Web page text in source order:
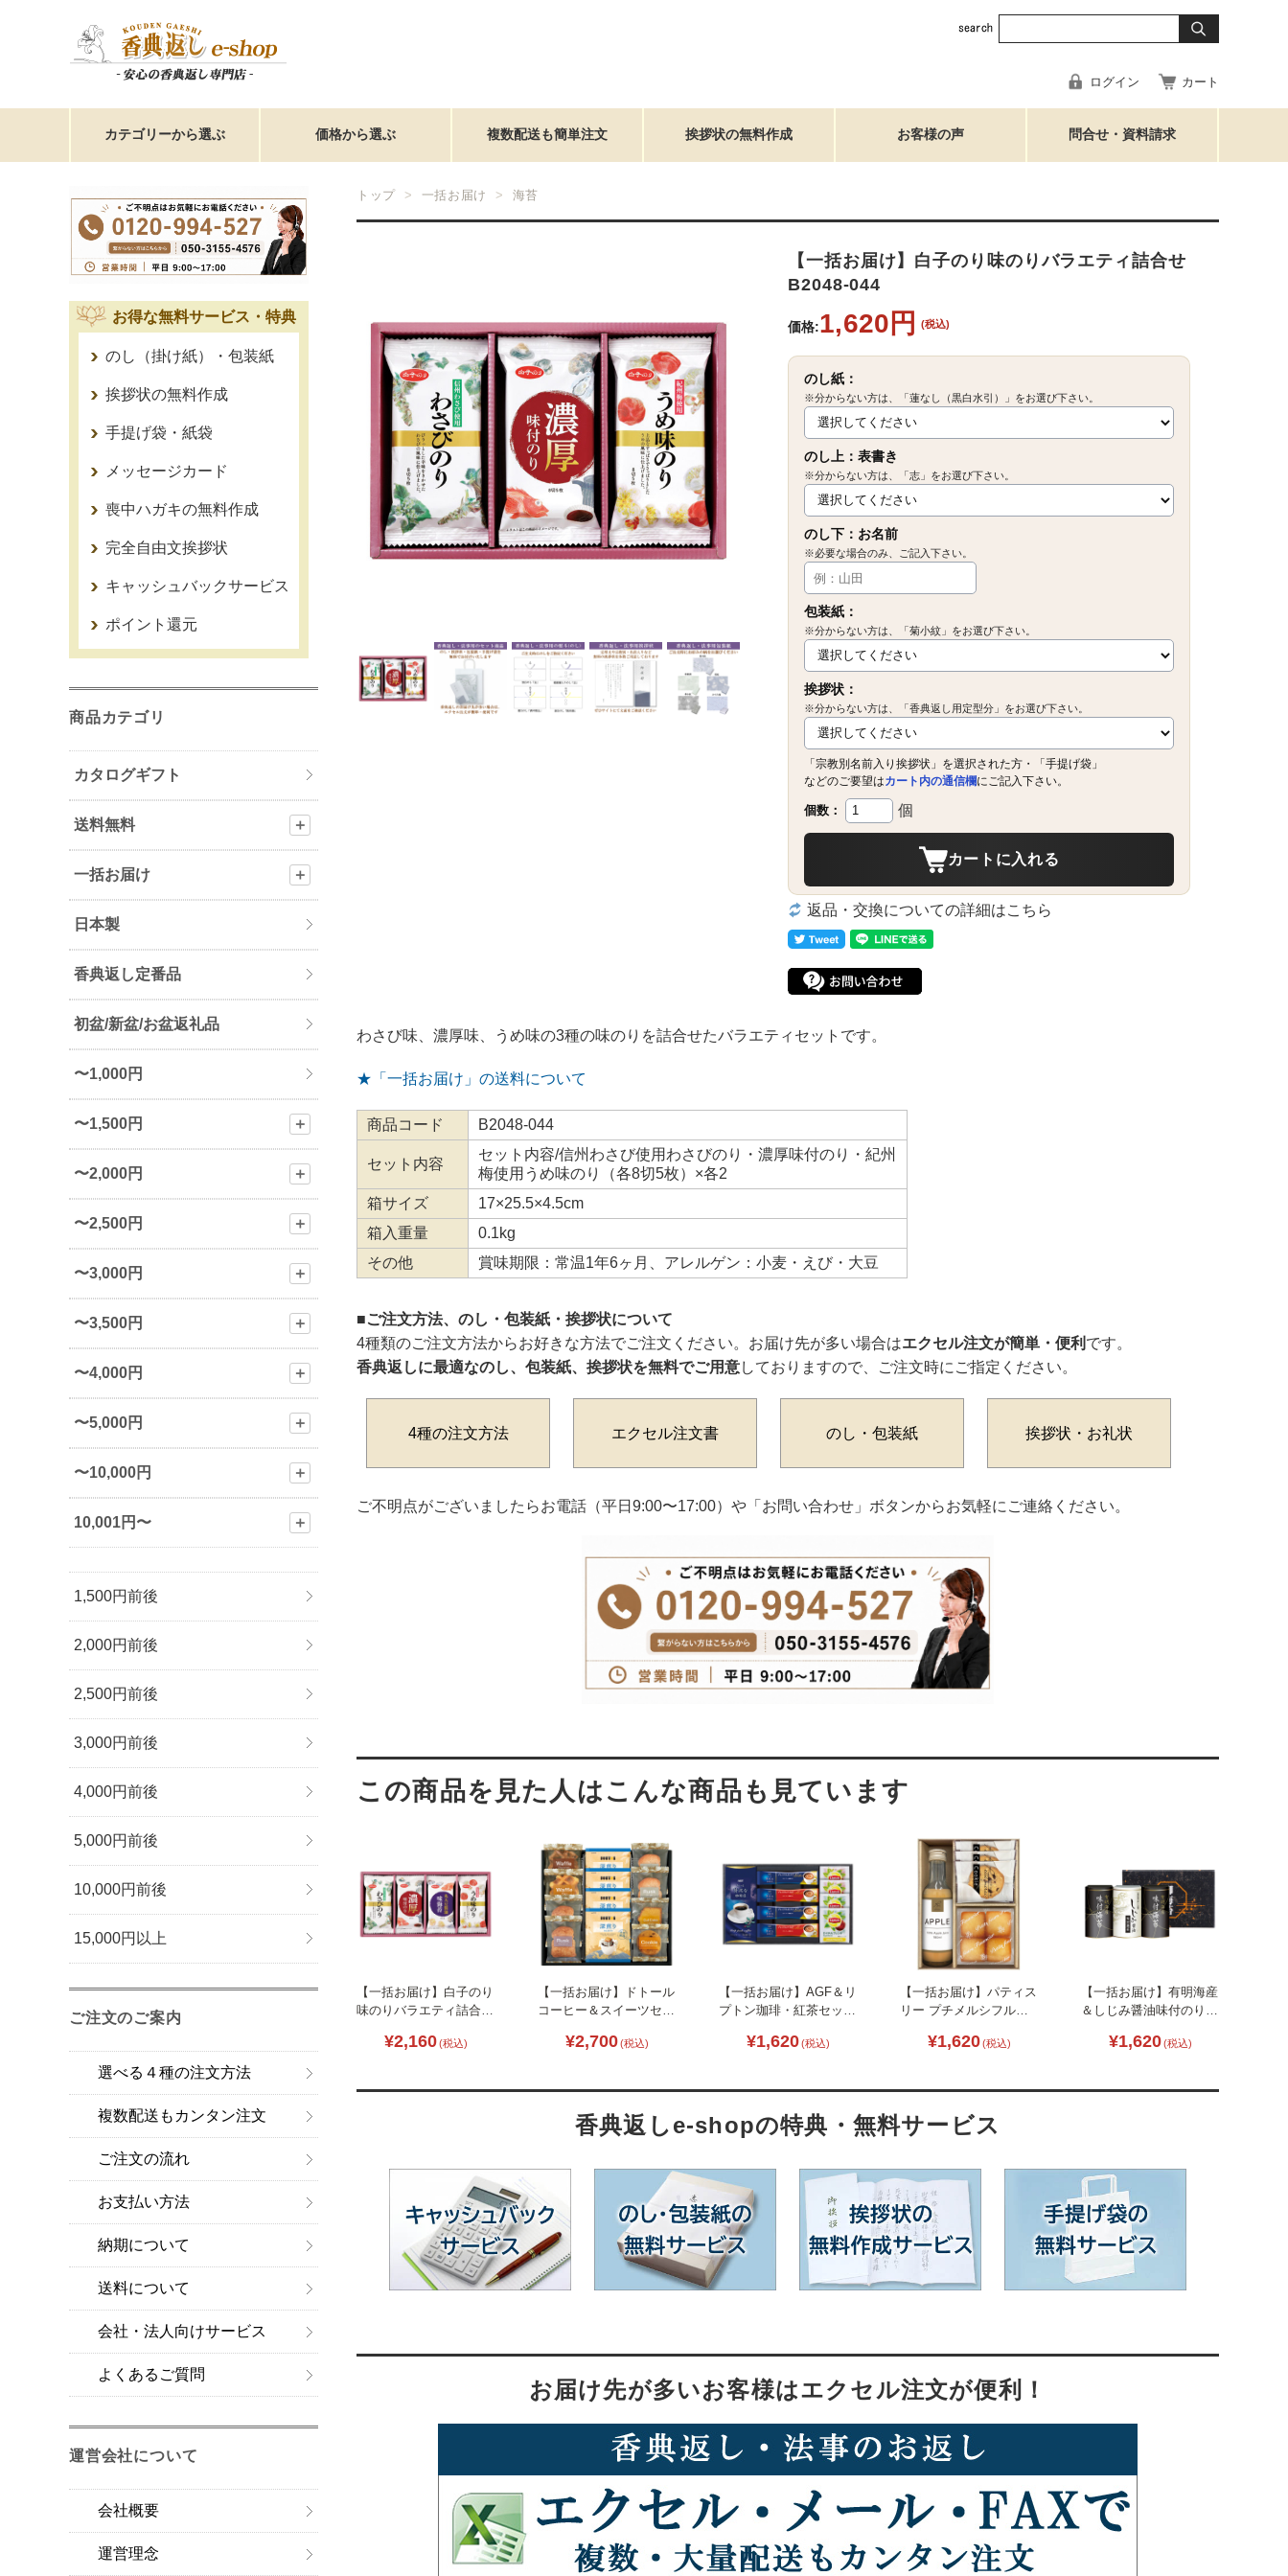
ログイン カート
カテゴリーから選ぶ 価格から選ぶ 複数配送も簡単注文 挨拶状の無料作成 お客様の声 問合せ・資料請求
トップ 一括お届け 海苔
【一括お届け】白子のり味のりバラエティ詰合せ
B2048-044
価格:1,620円 (税込)
のし紙：
※分からない方は、「蓮なし（黒白水引）」をお選び下さい。
のし上：表書き
※分からない方は、「志」をお選び下さい。
のし下：お名前
※必要な場合のみ、ご記入下さい。
包装紙：
※分からない方は、「菊小紋」をお選び下さい。
挨拶状：
※分からない方は、「香典返し用定型分」をお選び下さい。
「宗教別名前入り挨拶状」を選択された方・「手提げ袋」
などのご要望はカート内の通信欄にご記入下さい。
個数： 個
カートに入れる
返品・交換についての詳細はこちら
わさび味、濃厚味、うめ味の3種の味のりを詰合せたバラエティセットです。
★「一括お届け」の送料について
商品コード B2048-044
セット内容
セット内容/信州わさび使用わさびのり・濃厚味付のり・紀州
梅使用うめ味のり（各8切5枚）×各2
箱サイズ
17×25.5×4.5cm
箱入重量
0.1kg
その他
賞味期限：常温1年6ヶ月、アレルゲン：小麦・えび・大豆
■ご注文方法、のし・包装紙・挨拶状について
4種類のご注文方法からお好きな方法でご注文ください。お届け先が多い場合はエクセル注文が簡単・便利 です。
香典返しに最適なのし、包装紙、挨拶状を無料でご用意しておりますので、ご注文時にご指定ください。
4種の注文方法 エクセル注文書 のし・包装紙 挨拶状・お礼状
ご不明点がございましたらお電話（平日9:00〜17:00）や「お問い合わせ」ボタンからお気軽にご連絡ください。
【一括お届け】白子のり
味のりバラエティ詰合せ
¥2,160 (税込)
【一括お届け】ドトール
コーヒー＆スイーツセレ
¥2,700 (税込)
【一括お届け】AGF＆リ
プトン珈琲・紅茶セット
¥1,620 (税込)
【一括お届け】パティス
リー プチメルシフルー
クション B2043-094
¥1,620 (税込)
【一括お届け】有明海産
＆しじみ醤油味付のり
¥1,620 (税込)
香典返しe-shopの特典・無料サービス
お届け先が多いお客様はエクセル注文が便利！
お得な無料サービス・特典
のし（掛け紙）・包装紙
挨拶状の無料作成
手提げ袋・紙袋
メッセージカード
喪中ハガキの無料作成
完全自由文挨拶状
キャッシュバックサービス
ポイント還元
商品カテゴリ
カタログギフト
送料無料 ＋
一括お届け ＋
日本製
香典返し定番品
初盆/新盆/お盆返礼品
〜1,000円
〜1,500円 ＋
〜2,000円 ＋
〜2,500円 ＋
〜3,000円 ＋
〜3,500円 ＋
〜4,000円 ＋
〜5,000円 ＋
〜10,000円 ＋
10,001円〜 ＋
1,500円前後
2,000円前後
2,500円前後
3,000円前後
4,000円前後
5,000円前後
10,000円前後
15,000円以上
ご注文のご案内
選べる４種の注文方法
複数配送もカンタン注文
ご注文の流れ
お支払い方法
納期について
送料について
会社・法人向けサービス
よくあるご質問
運営会社について
会社概要
運営理念